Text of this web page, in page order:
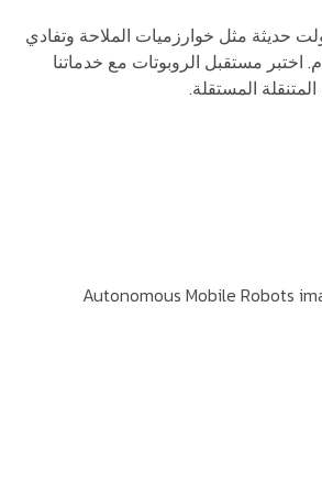
حديثة مثل خوارزميات الملاحة وتفادي
اختبر مستقبل الروبوتات مع خدماتنا
المستقلة.